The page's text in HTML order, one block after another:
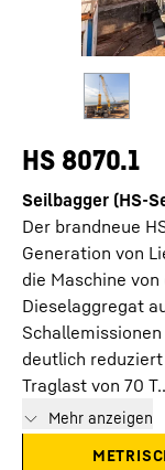
HS 8070.1
Seilbagger (HS-
Der brandneue
Generation von
die Maschine
Dieselaggregat
deutlich
Traglast von 70
Mehr anzeigen